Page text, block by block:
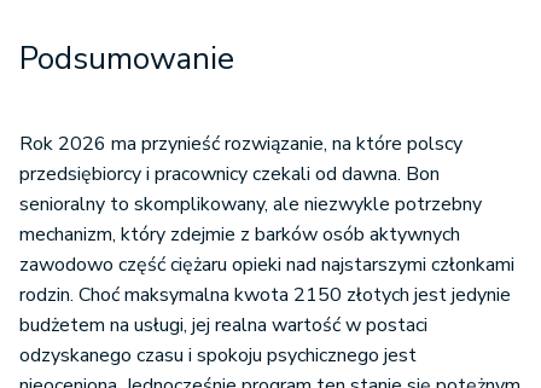
Podsumowanie
Rok 2026 ma przynieść rozwiązanie, na które polscy
przedsiębiorcy i pracownicy czekali od dawna. Bon
senioralny to skomplikowany, ale niezwykle potrzebny
mechanizm, który zdejmie z barków osób aktywnych
zawodowo część ciężaru opieki nad najstarszymi członkami
rodzin. Choć maksymalna kwota 2150 złotych jest jedynie
budżetem na usługi, jej realna wartość w postaci
odzyskanego czasu i spokoju psychicznego jest